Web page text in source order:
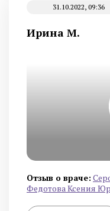
31.10.2022, 09:36
Ирина М.
Отзыв о враче:
Федотова Ксения